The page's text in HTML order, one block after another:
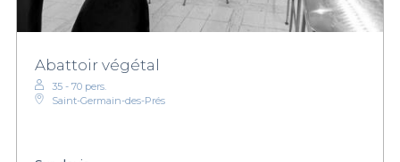
Abattoir végétal
35 - 70 pers.
Saint-Germain-des-Prés